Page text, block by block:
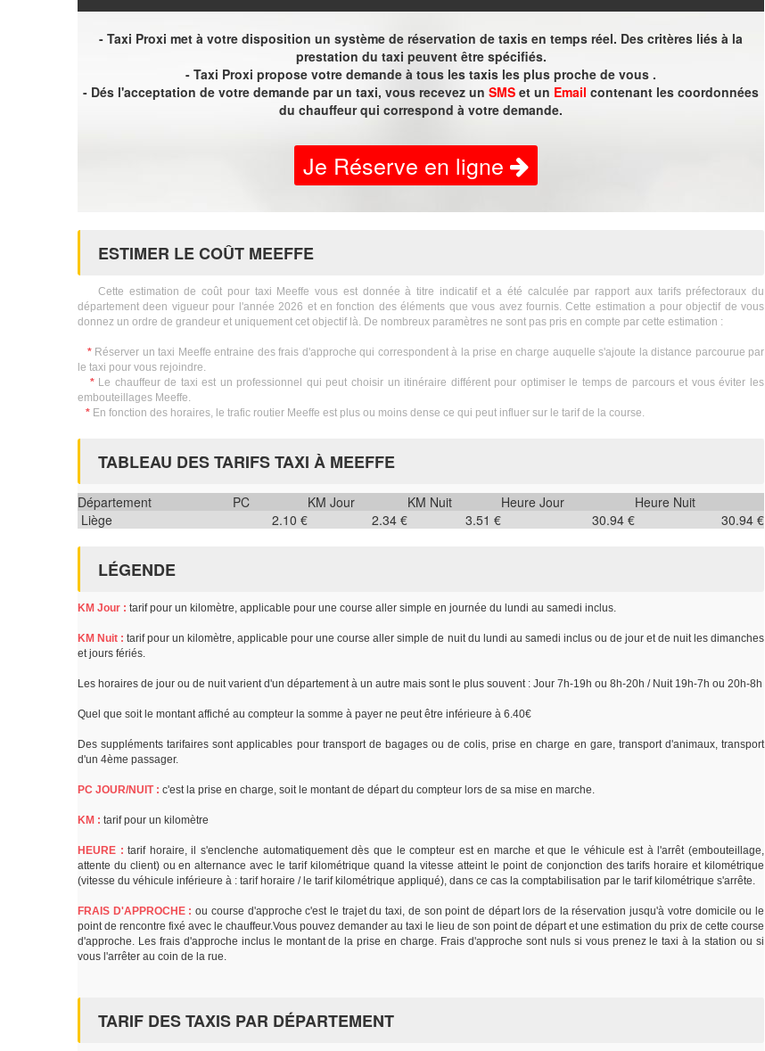
- Taxi Proxi met à votre disposition un système de réservation de taxis en temps réel. Des critères liés à la
prestation du taxi peuvent être spécifiés.
- Taxi Proxi propose votre demande à tous les taxis les plus proche de vous .
- Dés l'acceptation de votre demande par un taxi, vous recevez un SMS et un Email contenant les coordonnées
du chauffeur qui correspond à votre demande.
Je Réserve en ligne
ESTIMER LE COÛT MEEFFE
Cette estimation de coût pour taxi Meeffe vous est donnée à titre indicatif et a été calculée par rapport aux tarifs préfectoraux du
département deen vigueur pour l'année 2026 et en fonction des éléments que vous avez fournis. Cette estimation a pour objectif de vous
donnez un ordre de grandeur et uniquement cet objectif là. De nombreux paramètres ne sont pas pris en compte par cette estimation :
*Réserver un taxi Meeffe entraine des frais d'approche qui correspondent à la prise en charge auquelle s'ajoute la distance parcourue par
le taxi pour vous rejoindre.
*Le chauffeur de taxi est un professionnel qui peut choisir un itinéraire différent pour optimiser le temps de parcours et vous éviter les
embouteillages Meeffe.
* En fonction des horaires, le trafic routier Meeffe est plus ou moins dense ce qui peut influer sur le tarif de la course.
TABLEAU DES TARIFS TAXI À MEEFFE
Département PC KM Jour KM Nuit Heure Jour
Heure Nuit
Liège
2.10 € 2.34 € 3.51 € 30.94 € 30.94 €
LÉGENDE
KM Jour : tarif pour un kilomètre, applicable pour une course aller simple en journée du lundi au samedi inclus.
KM Nuit : tarif pour un kilomètre, applicable pour une course aller simple de nuit du lundi au samedi inclus ou de jour et de nuit les dimanches
et jours fériés.
Les horaires de jour ou de nuit varient d'un département à un autre mais sont le plus souvent : Jour 7h-19h ou 8h-20h / Nuit 19h-7h ou 20h-8h
Quel que soit le montant affiché au compteur la somme à payer ne peut être inférieure à 6.40€
Des suppléments tarifaires sont applicables pour transport de bagages ou de colis, prise en charge en gare, transport d'animaux, transport
d'un 4ème passager.
PC JOUR/NUIT : c'est la prise en charge, soit le montant de départ du compteur lors de sa mise en marche.
KM : tarif pour un kilomètre
HEURE : tarif horaire, il s'enclenche automatiquement dès que le compteur est en marche et que le véhicule est à l'arrêt (embouteillage,
attente du client) ou en alternance avec le tarif kilométrique quand la vitesse atteint le point de conjonction des tarifs horaire et kilométrique
(vitesse du véhicule inférieure à : tarif horaire / le tarif kilométrique appliqué), dans ce cas la comptabilisation par le tarif kilométrique s'arrête.
FRAIS D'APPROCHE : ou course d'approche c'est le trajet du taxi, de son point de départ lors de la réservation jusqu'à votre domicile ou le
point de rencontre fixé avec le chauffeur.Vous pouvez demander au taxi le lieu de son point de départ et une estimation du prix de cette course
d'approche. Les frais d'approche inclus le montant de la prise en charge. Frais d'approche sont nuls si vous prenez le taxi à la station ou si
vous l'arrêter au coin de la rue.
TARIF DES TAXIS PAR DÉPARTEMENT